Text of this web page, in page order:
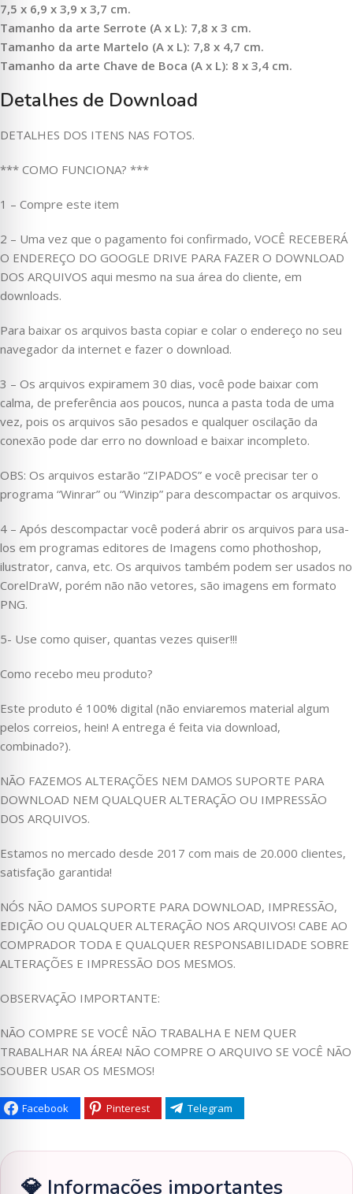
7,5 x 6,9 x 3,9 x 3,7 cm.
Tamanho da arte Serrote (A x L): 7,8 x 3 cm.
Tamanho da arte Martelo (A x L): 7,8 x 4,7 cm.
Tamanho da arte Chave de Boca (A x L): 8 x 3,4 cm.
Detalhes de Download
DETALHES DOS ITENS NAS FOTOS.
*** COMO FUNCIONA? ***
1 – Compre este item
2 – Uma vez que o pagamento foi confirmado, VOCÊ RECEBERÁ
O ENDEREÇO DO GOOGLE DRIVE PARA FAZER O DOWNLOAD
DOS ARQUIVOS aqui mesmo na sua área do cliente, em
downloads.
Para baixar os arquivos basta copiar e colar o endereço no seu
navegador da internet e fazer o download.
3 – Os arquivos expiramem 30 dias, você pode baixar com
calma, de preferência aos poucos, nunca a pasta toda de uma
vez, pois os arquivos são pesados e qualquer oscilação da
conexão pode dar erro no download e baixar incompleto.
OBS: Os arquivos estarão “ZIPADOS” e você precisar ter o
programa “Winrar” ou “Winzip” para descompactar os arquivos.
4 – Após descompactar você poderá abrir os arquivos para usa-
los em programas editores de Imagens como phothoshop,
ilustrator, canva, etc. Os arquivos também podem ser usados no
CorelDraW, porém não não vetores, são imagens em formato
PNG.
5- Use como quiser, quantas vezes quiser!!!
Como recebo meu produto?
Este produto é 100% digital (não enviaremos material algum
pelos correios, hein! A entrega é feita via download,
combinado?).
NÃO FAZEMOS ALTERAÇÕES NEM DAMOS SUPORTE PARA
DOWNLOAD NEM QUALQUER ALTERAÇÃO OU IMPRESSÃO
DOS ARQUIVOS.
Estamos no mercado desde 2017 com mais de 20.000 clientes,
satisfação garantida!
NÓS NÃO DAMOS SUPORTE PARA DOWNLOAD, IMPRESSÃO,
EDIÇÃO OU QUALQUER ALTERAÇÃO NOS ARQUIVOS! CABE AO
COMPRADOR TODA E QUALQUER RESPONSABILIDADE SOBRE
ALTERAÇÕES E IMPRESSÃO DOS MESMOS.
OBSERVAÇÃO IMPORTANTE:
NÃO COMPRE SE VOCÊ NÃO TRABALHA E NEM QUER
TRABALHAR NA ÁREA! NÃO COMPRE O ARQUIVO SE VOCÊ NÃO
SOUBER USAR OS MESMOS!
Facebook Pinterest Telegram
💎 Informações importantes